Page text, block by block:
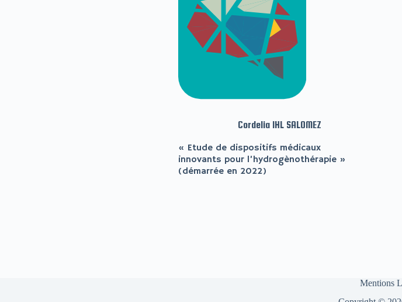
Cordelia IHL SALOMEZ
« Etude de dispositifs médicaux
innovants pour l’hydrogènothérapie »
(démarrée en 2022)
Mentions